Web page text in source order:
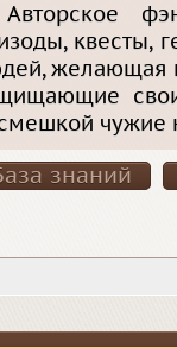
Авторское
квесты,
желающая
чужие
знаний